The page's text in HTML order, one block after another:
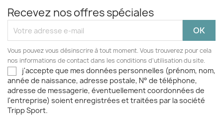
Recevez nos offres spéciales
Vous pouvez vous désinscrire à tout moment. Vous trouverez pour cela
nos informations de contact dans les conditions d'utilisation du site.
j'accepte que mes données personnelles (prénom, nom,
année de naissance, adresse postale, N° de téléphone,
adresse de messagerie, éventuellement coordonnées de
l'entreprise) soient enregistrées et traitées par la société
Tripp Sport.